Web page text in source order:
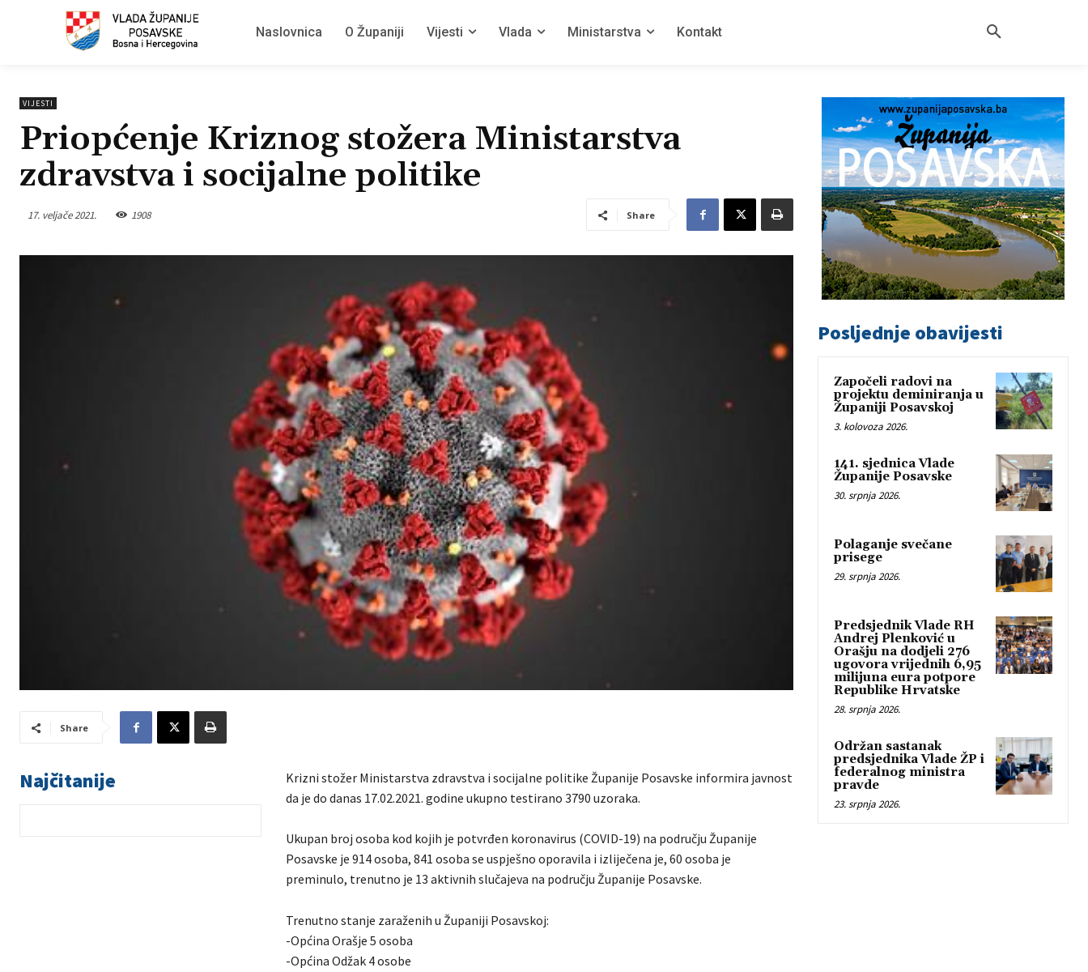
Naslovnica O Županiji Vijesti Vlada Ministarstva Kontakt
VIJESTI
Priopćenje Kriznog stožera Ministarstva
zdravstva i socijalne politike
17. veljače 2021. 1908 Share
Share
Najčitanije
Krizni stožer Ministarstva zdravstva i socijalne politike Županije Posavske informira javnost
da je do danas 17.02.2021. godine ukupno testirano 3790 uzoraka.
Ukupan broj osoba kod kojih je potvrđen koronavirus (COVID-19) na području Županije
Posavske je 914 osoba, 841 osoba se uspješno oporavila i izliječena je, 60 osoba je
preminulo, trenutno je 13 aktivnih slučajeva na području Županije Posavske.
Trenutno stanje zaraženih u Županiji Posavskoj:
-Općina Orašje 5 osoba
-Općina Odžak 4 osobe
Posljednje obavijesti
Započeli radovi na
projektu deminiranja u
Županiji Posavskoj
3. kolovoza 2026.
141. sjednica Vlade
Županije Posavske
30. srpnja 2026.
Polaganje svečane
prisege
29. srpnja 2026.
Predsjednik Vlade RH
Andrej Plenković u
Orašju na dodjeli 276
ugovora vrijednih 6,95
milijuna eura potpore
Republike Hrvatske
28. srpnja 2026.
Održan sastanak
predsjednika Vlade ŽP i
federalnog ministra
pravde
23. srpnja 2026.